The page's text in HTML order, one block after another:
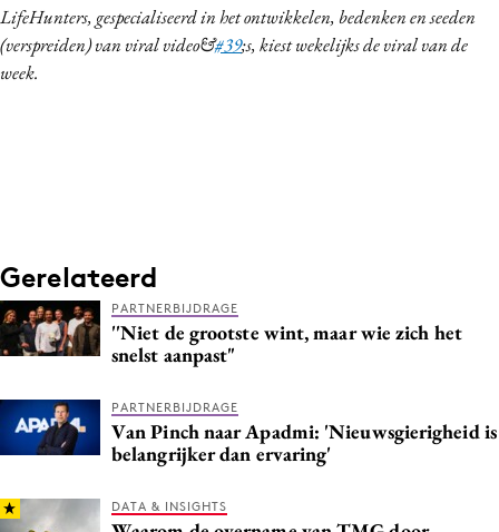
Effectiviteit
Gedragsverandering
Influencer marketing
Programmatic
Purpose Marketing
Reputatie & crisis
LifeHunters, gespecialiseerd in het ontwikkelen, bedenken en seeden
(verspreiden) van viral video&#39;s, kiest wekelijks de viral van de
week.
Gerelateerd
PARTNERBIJDRAGE
''Niet de grootste wint, maar wie zich het
snelst aanpast"
PARTNERBIJDRAGE
Van Pinch naar Apadmi: 'Nieuwsgierigheid is
belangrijker dan ervaring'
DATA & INSIGHTS